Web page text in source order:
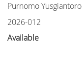
Purnomo
2026-012
Available